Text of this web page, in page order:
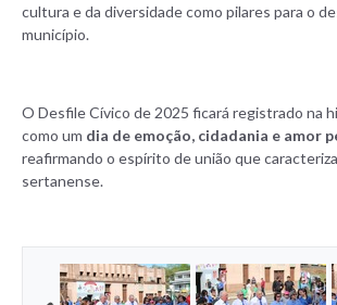
cultura e da diversidade como pilares para o
município.
O Desfile Cívico de 2025 ficará registrado na
como um dia de emoção, cidadania e amor
reafirmando o espírito de união que
sertanense.